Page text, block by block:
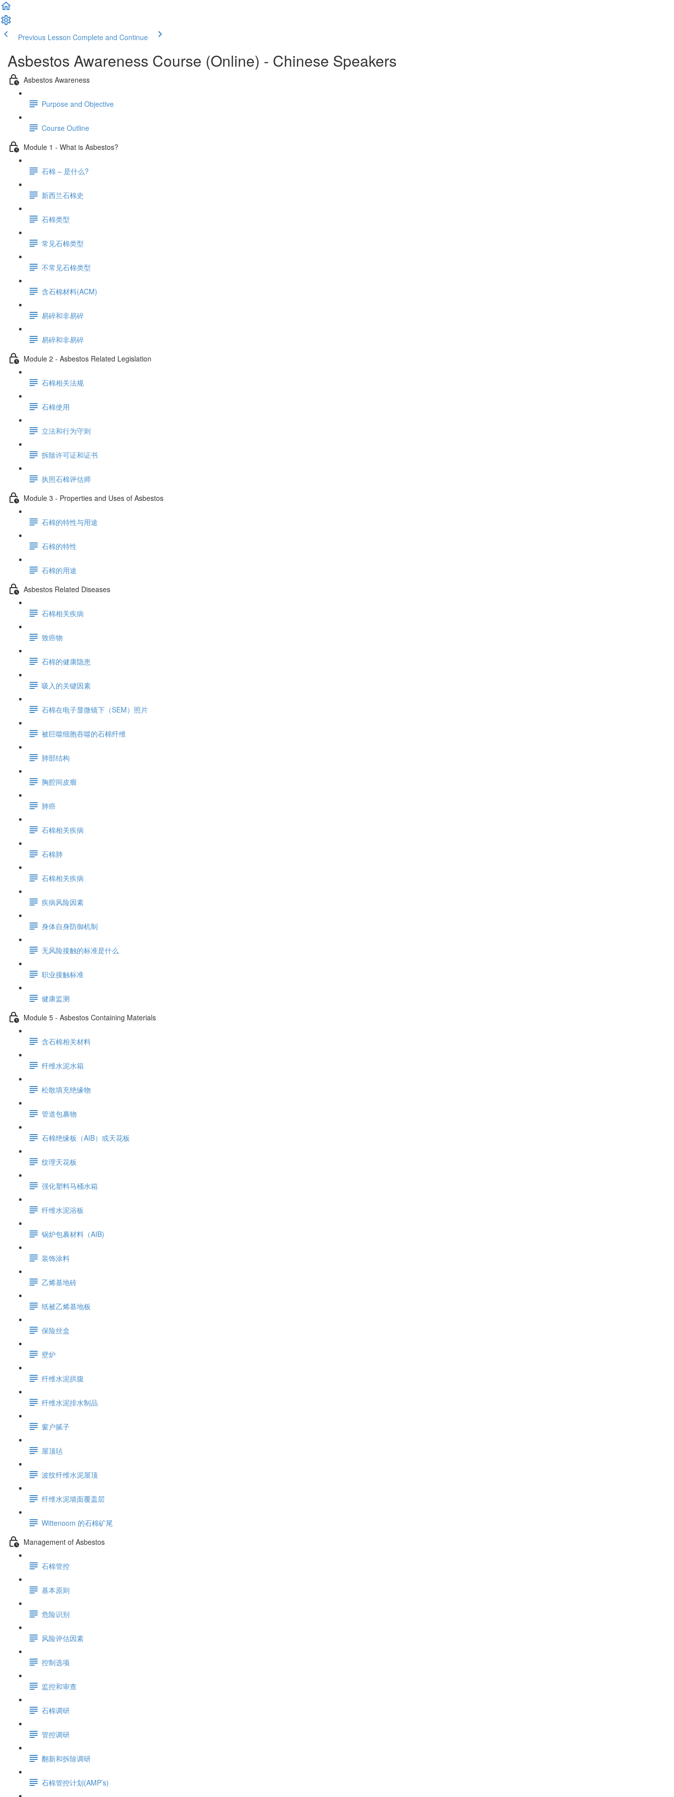
Previous Lesson Complete and Continue
Asbestos Awareness Course (Online) - Chinese Speakers
Asbestos Awareness
Purpose and Objective
Course Outline
Module 1 - What is Asbestos?
石棉 – 是什么?
新西兰石棉史
石棉类型
常见石棉类型
不常见石棉类型
含石棉材料(ACM)
易碎和非易碎
易碎和非易碎
Module 2 - Asbestos Related Legislation
石棉相关法规
石棉使用
立法和行为守则
拆除许可证和证书
执照石棉评估师
Module 3 - Properties and Uses of Asbestos
石棉的特性与用途
石棉的特性
石棉的用途
Asbestos Related Diseases
石棉相关疾病
致癌物
石棉的健康隐患
吸入的关键因素
石棉在电子显微镜下（SEM）照片
被巨噬细胞吞噬的石棉纤维
肺部结构
胸腔间皮瘤
肺癌
石棉相关疾病
石棉肺
石棉相关疾病
疾病风险因素
身体自身防御机制
无风险接触的标准是什么
职业接触标准
健康监测
Module 5 - Asbestos Containing Materials
含石棉相关材料
纤维水泥水箱
松散填充绝缘物
管道包裹物
石棉绝缘板（AIB）或天花板
纹理天花板
强化塑料马桶水箱
纤维水泥浴板
锅炉包裹材料（AIB)
装饰涂料
乙烯基地砖
纸被乙烯基地板
保险丝盒
壁炉
纤维水泥拱腹
纤维水泥排水制品
窗户腻子
屋顶毡
波纹纤维水泥屋顶
纤维水泥墙面覆盖层
Wittenoom 的石棉矿尾
Management of Asbestos
石棉管控
基本原则
危险识别
风险评估因素
控制选项
监控和审查
石棉调研
管控调研
翻新和拆除调研
石棉管控计划(AMP’s)